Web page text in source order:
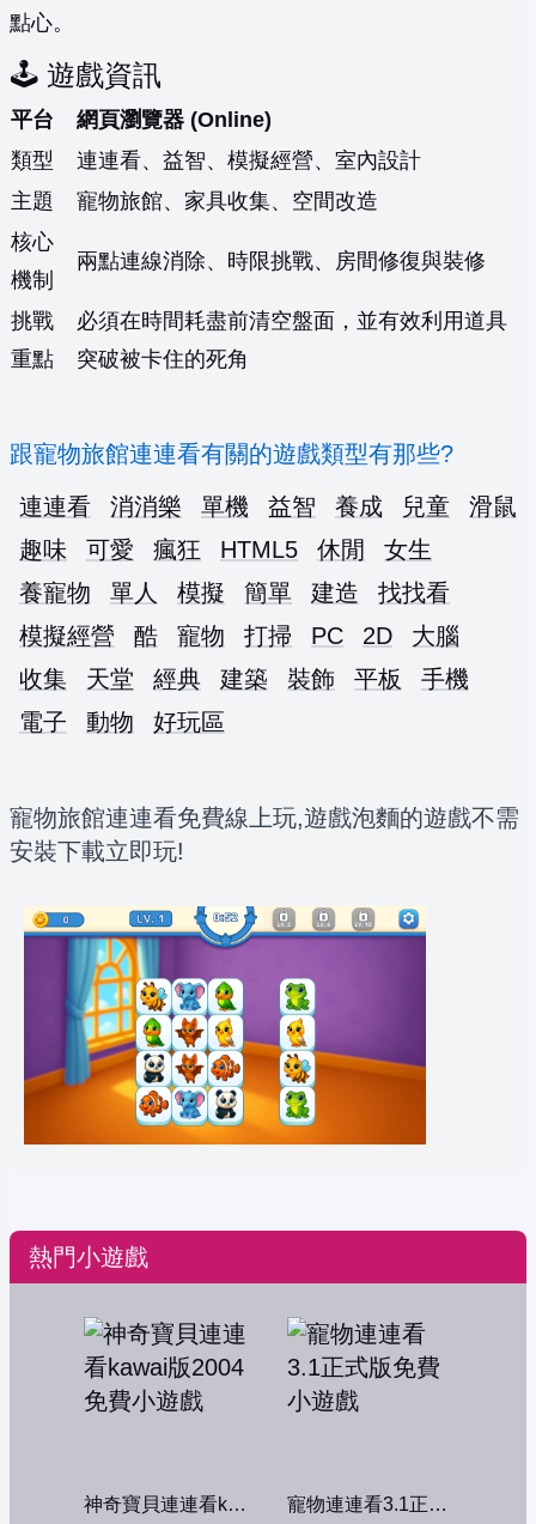
點心。
🕹️ 遊戲資訊
平台
網頁瀏覽器 (Online)
類型
連連看、益智、模擬經營、室內設計
主題
寵物旅館、家具收集、空間改造
核心
機制
兩點連線消除、時限挑戰、房間修復與裝修
挑戰
重點
必須在時間耗盡前清空盤面，並有效利用道具
突破被卡住的死角
跟寵物旅館連連看有關的遊戲類型有那些?
連連看
消消樂 單機 益智 養成 兒童
滑鼠
趣味
可愛 瘋狂 HTML5 休閒
女生
養寵物
單人 模擬 簡單 建造
找找看
模擬經營
酷 寵物 打掃 PC 2D
大腦
收集
天堂 經典 建築 裝飾 平板
手機
電子
動物 好玩區
寵物旅館連連看免費線上玩,遊戲泡麵的遊戲不需
安裝下載立即玩!
熱門小遊戲
神奇寶貝連連看kawai版2004 寵物連連看3.1正式版